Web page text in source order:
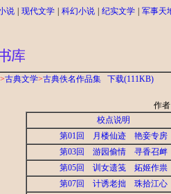
说 现代文学 科幻小说 纪实文学 军事天
>古典文学>古典佚名作品集 下载(111KB)
作
校点说明
第01回 月楼仙迹 艳妾专房
第03回 游园偷情 寻香召衅
第05回 训女遗笺 妬姬作祟
第07回 计诱老拙 珠拾江心